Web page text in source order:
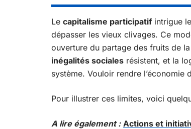
Le capitalisme participatif intrigue
dépasser les vieux clivages. Ce
ouverture du partage des fruits de
inégalités sociales résistent, et la
système. Vouloir rendre l’économie
Pour illustrer ces limites, voici
A lire également : Actions et